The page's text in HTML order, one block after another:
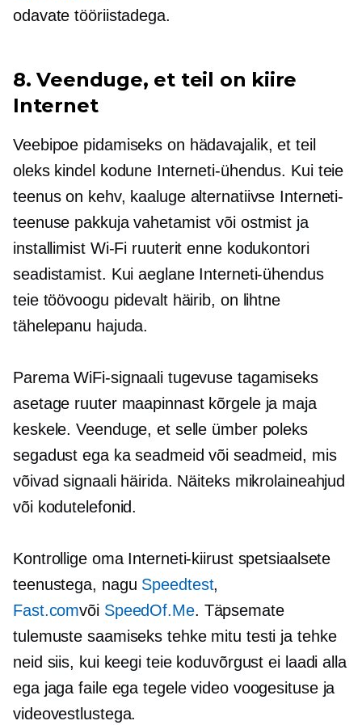
odavate tööriistadega.
8. Veenduge, et teil on kiire
Internet
Veebipoe pidamiseks on hädavajalik, et teil
oleks kindel kodune Interneti-ühendus. Kui teie
teenus on kehv, kaaluge alternatiivse Interneti-
teenuse pakkuja vahetamist või ostmist ja
installimist Wi-Fi ruuterit enne kodukontori
seadistamist. Kui aeglane Interneti-ühendus
teie töövoogu pidevalt häirib, on lihtne
tähelepanu hajuda.
Parema WiFi-signaali tugevuse tagamiseks
asetage ruuter maapinnast kõrgele ja maja
keskele. Veenduge, et selle ümber poleks
segadust ega ka seadmeid või seadmeid, mis
võivad signaali häirida. Näiteks mikrolaineahjud
või kodutelefonid.
Kontrollige oma Interneti-kiirust spetsiaalsete
teenustega, nagu Speedtest,
Fast.comvõi SpeedOf.Me. Täpsemate
tulemuste saamiseks tehke mitu testi ja tehke
neid siis, kui keegi teie koduvõrgust ei laadi alla
ega jaga faile ega tegele video voogesituse ja
videovestlustega.